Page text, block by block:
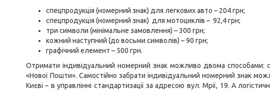
спецпродукція (номерний знак) для легкових авто – 204 грн;
спецпродукція (номерний знак) для мотоциклів – 92,4 грн;
три символи (мінімальне замовлення) – 300 грн;
кожний наступний (до восьми символів) – 90 грн;
графічний елемент – 500 грн.
Отримати індивідуальний номерний знак можливо двома способами:
«Нової Пошти». Самостійно забрати індивідуальний номерний знак
Києві – в управлінні стандартизації за адресою вул. Мрії, 19. А